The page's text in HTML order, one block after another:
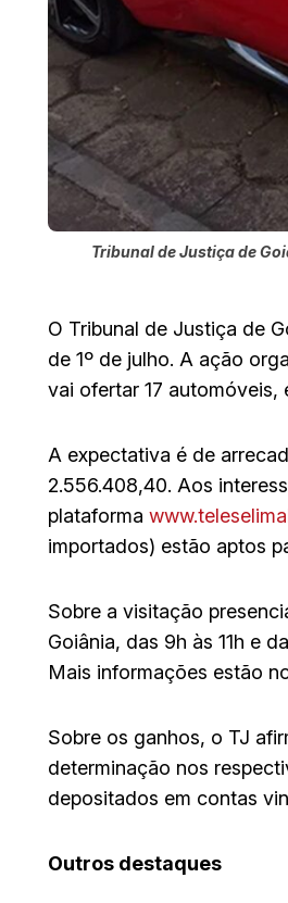
Tribunal de Justiça de
O Tribunal de Justiça de
de 1º de julho. A ação
vai ofertar 17 automóveis,
A expectativa é de
2.556.408,40. Aos
plataforma
importados) estão aptos
Sobre a visitação
Goiânia, das 9h às 11h e
Mais informações estão
Sobre os ganhos, o TJ
determinação nos
depositados em contas
Outros destaques